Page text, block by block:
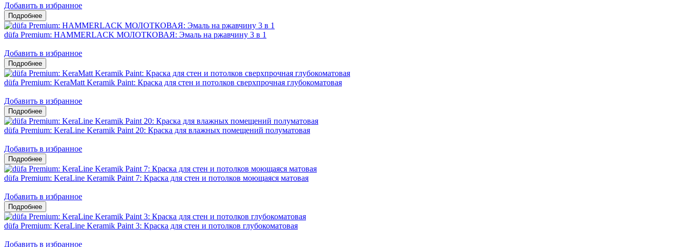
Добавить в избранное
düfa Premium: HAMMERLACK МОЛОТКОВАЯ: Эмаль на ржавчину 3 в 1
Добавить в избранное
düfa Premium: KeraMatt Keramik Paint: Краска для стен и потолков сверхпрочная глубокоматовая
Добавить в избранное
düfa Premium: KeraLine Keramik Paint 20: Краска для влажных помещений полуматовая
Добавить в избранное
düfa Premium: KeraLine Keramik Paint 7: Краска для стен и потолков моющаяся матовая
Добавить в избранное
düfa Premium: KeraLine Keramik Paint 3: Краска для стен и потолков глубокоматовая
Добавить в избранное